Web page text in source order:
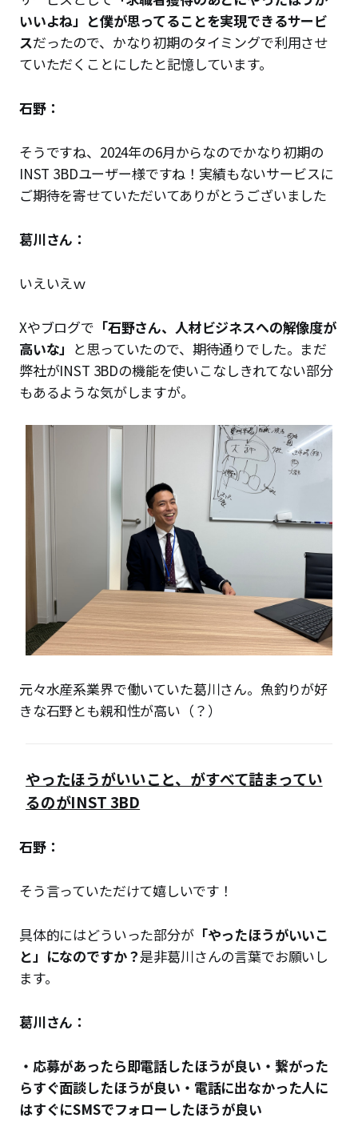
いいよね」と僕が思ってることを実現できるサービ
スだったので、かなり初期のタイミングで利用させ
ていただくことにしたと記憶しています。
石野：
そうですね、2024年の6月からなのでかなり初期の
INST 3BDユーザー様ですね！実績もないサービスに
ご期待を寄せていただいてありがとうございました
葛川さん：
いえいえｗ
Xやブログで 「石野さん、人材ビジネスへの解像度が
高いな」 と思っていたので、期待通りでした。まだ
弊社がINST 3BDの機能を使いこなしきれてない部分
もあるような気がしますが。
元々水産系業界で働いていた葛川さん。魚釣りが好
きな石野とも親和性が高い（？）
やったほうがいいこと、がすべて詰まってい
るのがINST 3BD
石野：
そう言っていただけて嬉しいです！
具体的にはどういった部分が「やったほうがいいこ
と」になのですか？是非葛川さんの言葉でお願いし
ます。
葛川さん：
・応募があったら即電話したほうが良い・繋がった
らすぐ面談したほうが良い・電話に出なかった人に
はすぐにSMSでフォローしたほうが良い